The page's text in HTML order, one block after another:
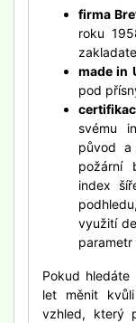
firma
roku
made in
pod
svému
původ a
požární
index
využití
parametr
Pokud
let měnit
vzhled, který